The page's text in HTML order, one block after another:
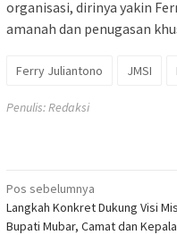
organisasi, dirinya yakin
amanah dan penugasan
Ferry Juliantono JMSI
Penulis: Redaksi
Navigasi
pos
Pos sebelumnya
Langkah Konkret Dukung Visi
Bupati Mubar, Camat dan Kepala